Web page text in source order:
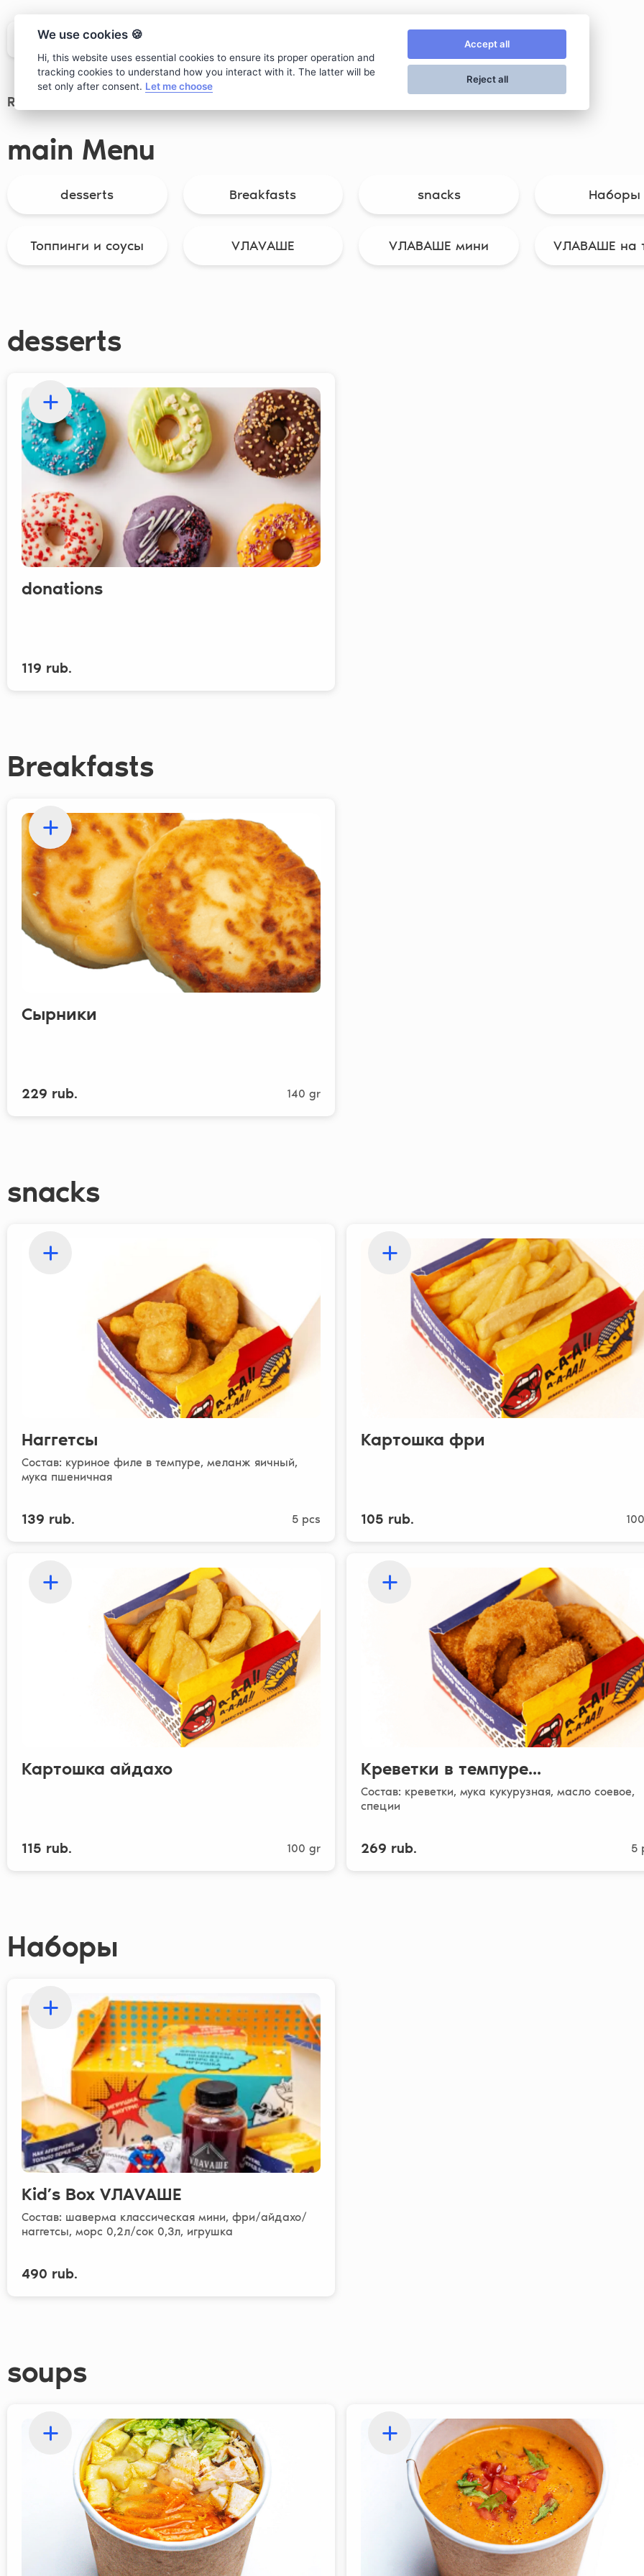
VЛАVАШЕ
Restaurant
main Menu
desserts Breakfasts snacks Наборы
Топпинги и соусы VЛАVАШЕ VЛАВАШЕ мини
desserts
donations
119 rub.
Breakfasts
Сырники
229 rub. 140 gr
snacks
Наггетсы
Состав: куриное филе в темпуре, меланж яичный,
мука пшеничная
139 rub. 5 pcs
Картошка фри
105 rub.
Картошка айдахо
115 rub. 100 gr
Креветки в темпуре...
Состав: креветки, мука кукурузная, масло соевое,
специи
269 rub. 5
Наборы
Kid’s Box VЛАVАШЕ
Состав: шаверма классическая мини, фри/айдахо/
наггетсы, морс 0,2л/сок 0,3л, игрушка
490 rub.
soups
We use cookies 🍪
Hi, this website uses essential cookies to ensure its proper operation and
tracking cookies to understand how you interact with it. The latter will be
set only after consent. Let me choose
Accept all
Reject all